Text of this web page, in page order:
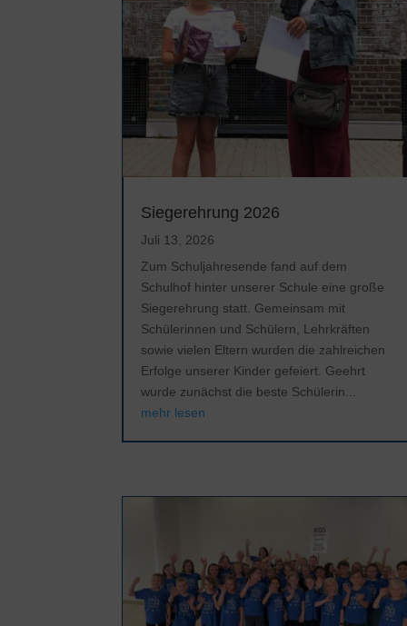
Siegerehrung 2026
Juli 13, 2026
Zum Schuljahresende fand auf dem
Schulhof hinter unserer Schule eine große
Siegerehrung statt. Gemeinsam mit
Schülerinnen und Schülern, Lehrkräften
sowie vielen Eltern wurden die zahlreichen
Erfolge unserer Kinder gefeiert. Geehrt
wurde zunächst die beste Schülerin...
mehr lesen